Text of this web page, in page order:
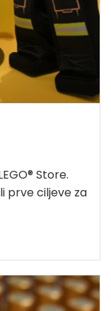
Store.
prve ciljeve za